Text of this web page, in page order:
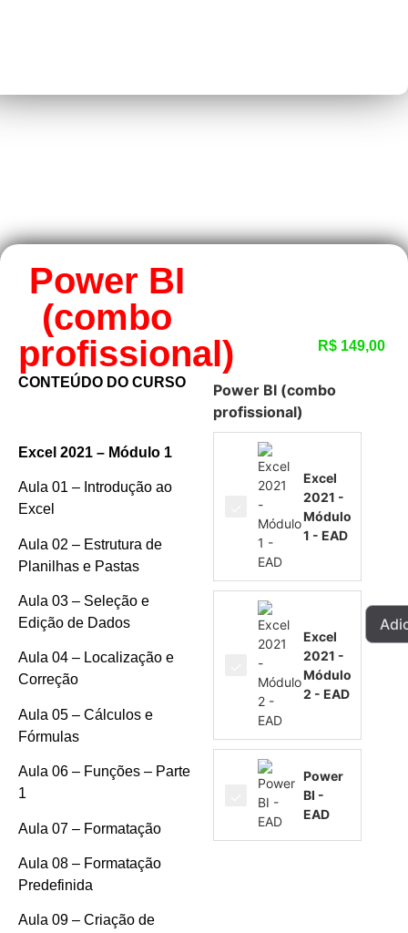
Power BI
(combo
profissional)
CONTEÚDO DO CURSO
Excel 2021 – Módulo 1
Aula 01 – Introdução ao
Excel
Aula 02 – Estrutura de
Planilhas e Pastas
Aula 03 – Seleção e
Edição de Dados
Aula 04 – Localização e
Correção
Aula 05 – Cálculos e
Fórmulas
Aula 06 – Funções – Parte
1
Aula 07 – Formatação
Aula 08 – Formatação
Predefinida
Aula 09 – Criação de
R$149,00
Power BI (combo
profissional)
Excel
2021 -
Módulo
1 - EAD
Excel
2021 -
Módulo
2 - EAD
Power
BI -
EAD